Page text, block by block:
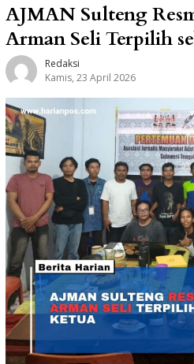
AJMAN Sulteng
Arman Seli Terpilih
Redaksi
Kamis, 23 April 2026